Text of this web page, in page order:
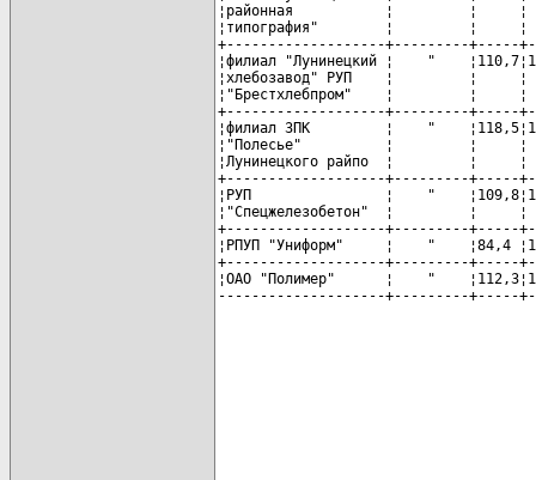
¦районная           ¦         ¦
¦типография"        ¦         ¦
+-------------------+---------+-----
¦филиал "Лунинецкий ¦    "
¦хлебозавод" РУП    ¦
¦"Брестхлебпром"    ¦
+-------------------+---------+-----
¦филиал ЗПК         ¦    "
¦"Полесье"          ¦         ¦
¦Лунинецкого райпо  ¦
+-------------------+---------+-----
¦РУП                ¦    "
¦"Спецжелезобетон"  ¦
+-------------------+---------+-----
¦РПУП "Униформ"     ¦    "    ¦84,4
+-------------------+---------+-----
¦ОАО "Полимер"      ¦    "
--------------------+---------+-----